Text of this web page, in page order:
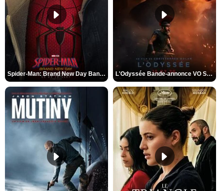
Spider-Man: Brand New Day Bande-annonce VO STFR L'Odyssée Bande-annonce VO STFR